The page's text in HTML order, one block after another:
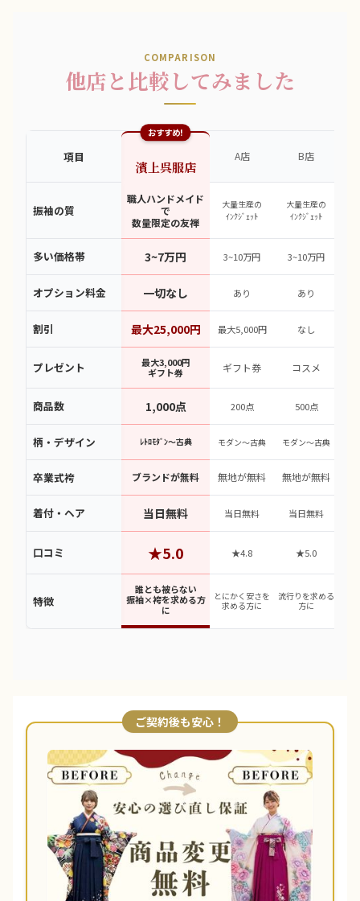
COMPARISON
他店と比較してみました
項目
おすすめ!
濱上呉服店
A店 B店
振袖の質
職人ハンドメイド
で
数量限定の友禅
大量生産の
ｲﾝｸｼﾞｪｯﾄ
大量生産の
ｲﾝｸｼﾞｪｯﾄ
多い価格帯 3~7万円 3~10万円 3~10万円
オプション料金 一切なし あり あり
割引 最大25,000円 最大5,000円 なし
プレゼント
最大3,000円
ギフト券
ギフト券 コスメ
商品数 1,000点 200点 500点
柄・デザイン ﾚﾄﾛﾓﾀﾞﾝ〜古典 モダン〜古典 モダン〜古典
卒業式袴 ブランドが無料 無地が無料 無地が無料
着付・ヘア 当日無料 当日無料 当日無料
口コミ ★5.0 ★4.8 ★5.0
特徴
誰とも被らない
振袖×袴を求める方
に
とにかく安さを
求める方に
流行りを求める
方に
ご契約後も安心！